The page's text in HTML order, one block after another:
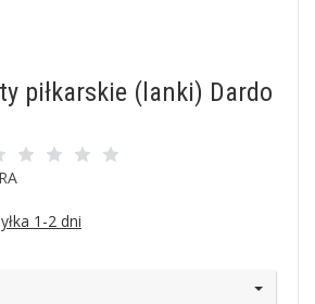
piłkarskie (lanki) Dardo
1-2 dni